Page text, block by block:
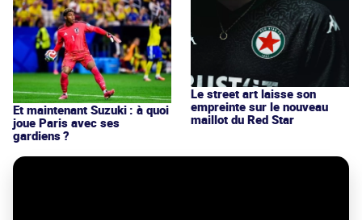
Et maintenant Suzuki : à quoi
joue Paris avec ses
gardiens ?
Le street art laisse son
empreinte sur le nouveau
maillot du Red Star